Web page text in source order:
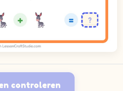
controleren